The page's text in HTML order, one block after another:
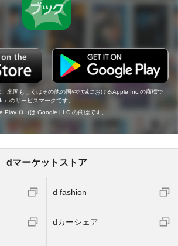
米国もしくはその他の国や地域におけるApple Inc.の商標で
のサービスマークです。
Play ロゴは Google LLC の商標です。
dマーケットストア
d fashion
dカーシェア